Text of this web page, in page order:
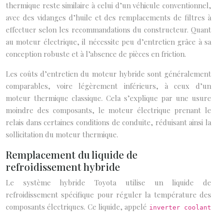
thermique reste similaire à celui d’un véhicule conventionnel,
avec des vidanges d’huile et des remplacements de filtres à
effectuer selon les recommandations du constructeur. Quant
au moteur électrique, il nécessite peu d’entretien grâce à sa
conception robuste et à l’absence de pièces en friction.
Les coûts d’entretien du moteur hybride sont généralement
comparables, voire légèrement inférieurs, à ceux d’un
moteur thermique classique. Cela s’explique par une usure
moindre des composants, le moteur électrique prenant le
relais dans certaines conditions de conduite, réduisant ainsi la
sollicitation du moteur thermique.
Remplacement du liquide de
refroidissement hybride
Le système hybride Toyota utilise un liquide de
refroidissement spécifique pour réguler la température des
composants électriques. Ce liquide, appelé inverter coolant